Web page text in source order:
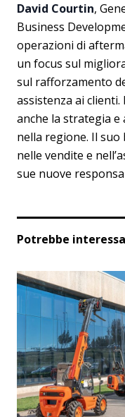
David Courtin,
Business
operazioni di
un focus sul
sul rafforzamento
assistenza ai
anche la strategia
nella regione. Il
nelle vendite e
sue nuove
Potrebbe